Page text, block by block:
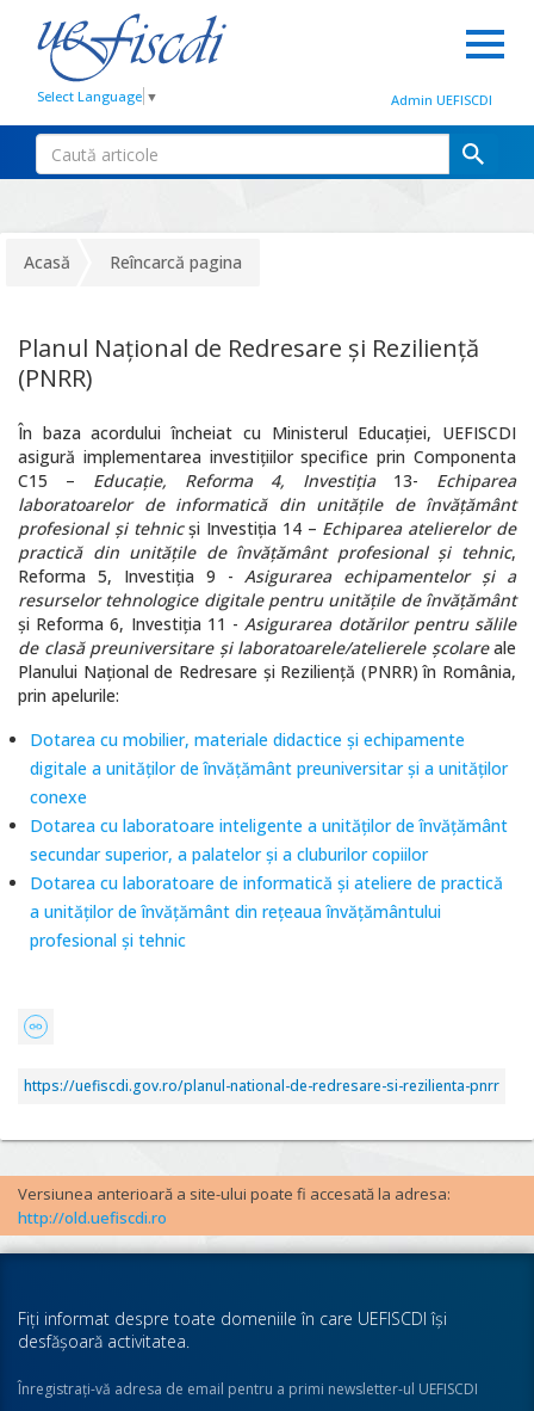
Select Language ▼ Admin UEFISCDI
Acasă Reîncarcă pagina
Planul Național de Redresare și Reziliență
(PNRR)
În baza acordului încheiat cu Ministerul Educației, UEFISCDI
asigură implementarea investițiilor specifice prin Componenta
C15 – Educație, Reforma 4, Investiția13- Echiparea
laboratoarelor de informatică din unitățile de învățământ
profesional și tehnicși Investiția 14 – Echiparea atelierelor de
practică din unitățile de învățământ profesional și tehnic,
Reforma 5, Investiția 9 -Asigurarea echipamentelor și a
resurselor tehnologice digitale pentru unitățile de învățământ
și Reforma 6, Investiția 11 -Asigurarea dotărilor pentru sălile
de clasă preuniversitare și laboratoarele/atelierele școlareale
Planului Național de Redresare și Reziliență (PNRR) în România,
prin apelurile:
Dotarea cu mobilier, materiale didactice și echipamente
digitale a unităților de învățământ preuniversitar și a unităților
conexe
Dotarea cu laboratoare inteligente a unităților de învățământ
secundar superior, a palatelor și a cluburilor copiilor
Dotarea cu laboratoare de informatică și ateliere de practică
a unităţilor de învăţământ din rețeaua învățământului
profesional și tehnic
https://uefiscdi.gov.ro/planul-national-de-redresare-si-rezilienta-pnrr
Versiunea anterioară a site-ului poate fi accesată la adresa:
http://old.uefiscdi.ro
Fiţi informat despre toate domeniile în care UEFISCDI îşi
desfăşoară activitatea.
Înregistraţi-vă adresa de email pentru a primi newsletter-ul UEFISCDI